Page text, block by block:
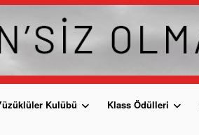
Kulübü Klass Ödülleri